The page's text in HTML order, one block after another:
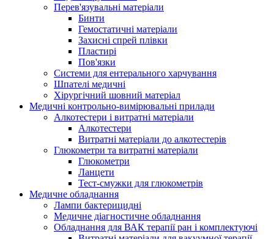
Перев'язувальні матеріали
Бинти
Гемостатичні матеріали
Захисні спрей плівки
Пластирі
Пов'язки
Системи для ентерального харчування
Шпателі медичні
Хірургічний шовний матеріал
Медичні контрольно-вимірювальні прилади
Алкотестери і витратні матеріали
Алкотестери
Витратні матеріали до алкотестерів
Глюкометри та витратні матеріали
Глюкометри
Ланцети
Тест-смужки для глюкометрів
Медичне обладнання
Лампи бактерицидні
Медичне діагностичне обладнання
Обладнання для ВАК терапії ран і комплектуючі